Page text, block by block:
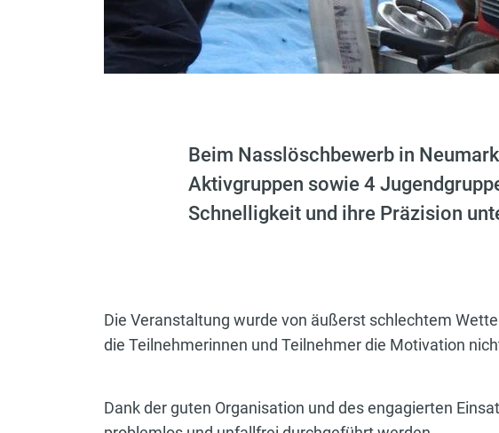
Beim Nasslöschbewerb in
Aktivgruppen sowie 4
Schnelligkeit und ihre Präzision
Die Veranstaltung wurde von äußerst schlechtem
die Teilnehmerinnen und Teilnehmer die Motivation
Dank der guten Organisation und des engagierten